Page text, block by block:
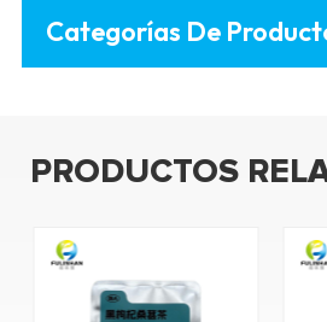
Categorías De
PRODUCTOS